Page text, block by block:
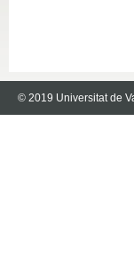
© 2019 Universitat de